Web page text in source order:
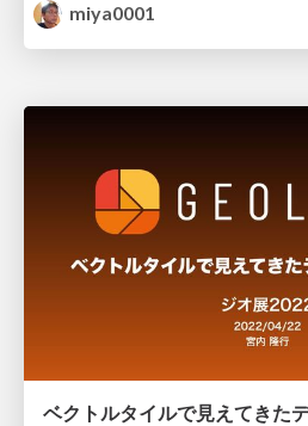
miya0001
ベクトルタイルで見えてきた